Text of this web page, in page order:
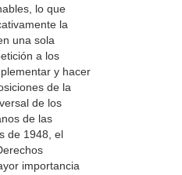
lo que
la
una sola
a los
y hacer
de la
de los
de las
de 1948, el
importancia